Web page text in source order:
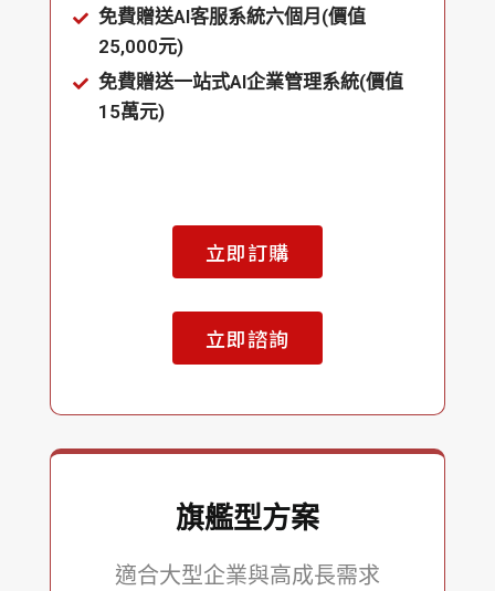
免費贈送AI客服系統六個月(價值
25,000元)
免費贈送一站式AI企業管理系統(價值
15萬元)
立即訂購
立即諮詢
旗艦型方案
適合大型企業與高成長需求